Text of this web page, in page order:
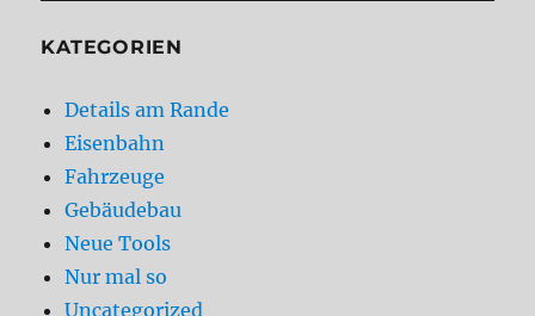
KATEGORIEN
Details am Rande
Eisenbahn
Fahrzeuge
Gebäudebau
Neue Tools
Nur mal so
Uncategorized